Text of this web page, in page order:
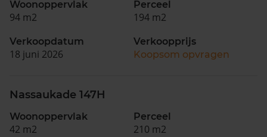
Woonoppervlak
94 m2
Perceel
194 m2
Verkoopdatum
18 juni 2026
Verkoopprijs
Koopsom opvragen
Nassaukade 147H
Woonoppervlak
42 m2
Perceel
210 m2